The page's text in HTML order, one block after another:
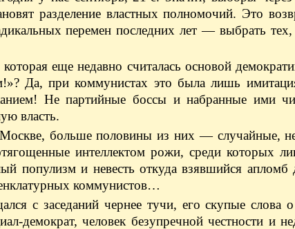
разделение властных полномочий. Это
перемен последних лет — выбрать
еще недавно считалась основой
Да, при коммунистах это была лишь
Не партийные боссы и набранные ими
власть.
больше половины из них — случайные,
интеллектом рожи, среди которых
популизм и невесть откуда взявшийся апломб
коммунистов…
с заседаний чернее тучи, его скупые слова
демократ, человек безупречной честности и